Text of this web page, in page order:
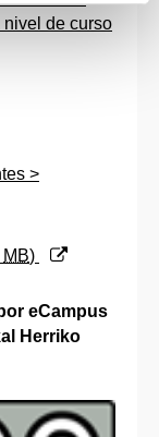
nivel de curso
>
MB)
eCampus
Herriko